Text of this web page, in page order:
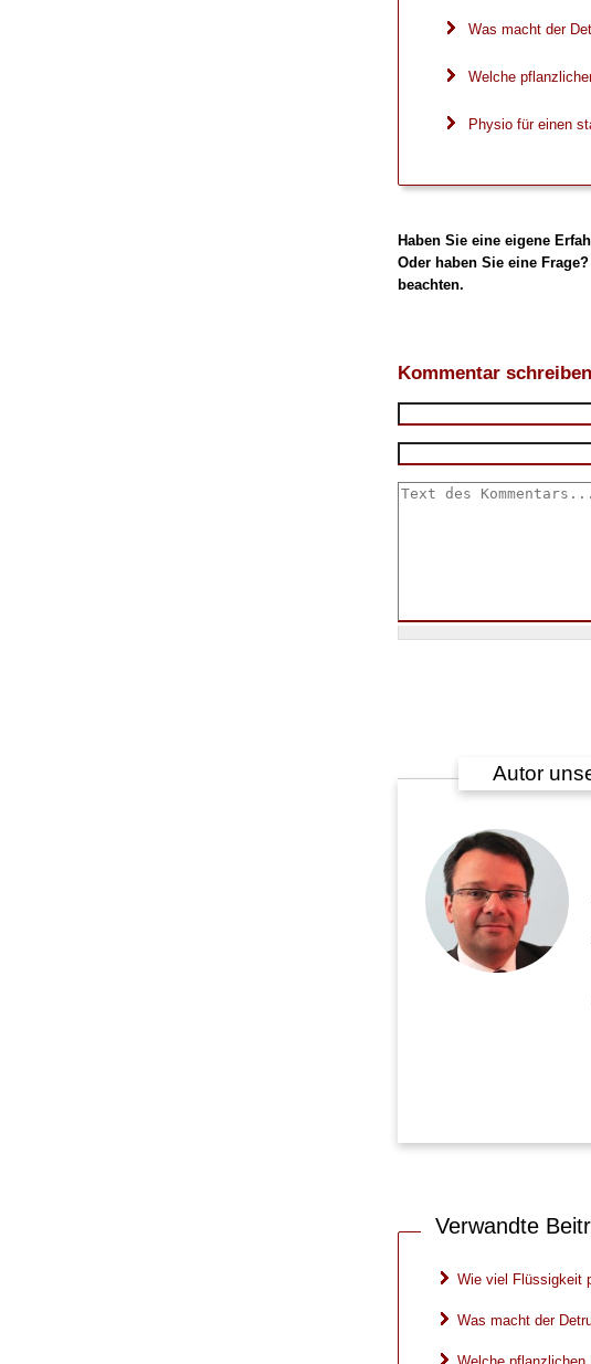
Was macht der
Welche
Physio für einen
Haben Sie eine eigene
Oder haben Sie eine
beachten.
Kommentar schreiben
Autor
Verwandte
Wie viel Flüssigkeit
Was macht der